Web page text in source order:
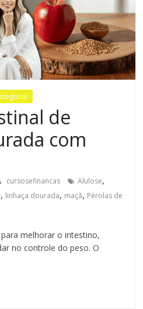
de
com
cursosefinancas Alulose,
, linhaça dourada, maçã, Pérolas de
melhorar o intestino,
no controle do peso. O